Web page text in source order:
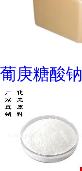
葡庚糖酸钠